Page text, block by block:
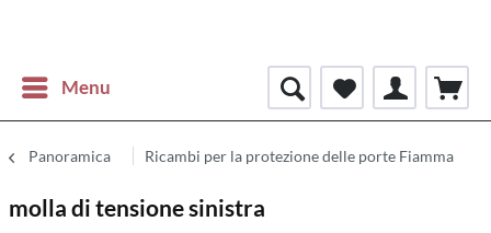
Menu
Panoramica Ricambi per la protezione delle porte Fiamma
molla di tensione sinistra